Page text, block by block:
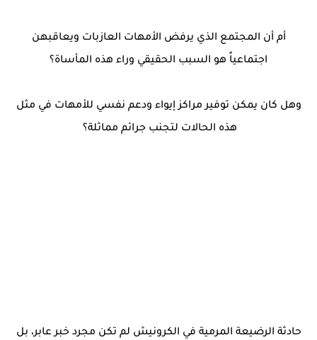
أم أن المجتمع الذي يرفض الأمهات العازبات ويعاقبهن
اجتماعياً هو السبب الحقيقي وراء هذه المأساة؟
وهل كان يمكن توفير مراكز إيواء ودعم نفسي للأمهات في مثل
هذه الحالات لتجنب جرائم مماثلة؟
حادثة الرضيعة المرمية في الكرونيش لم تكن مجرد خبر عابر، بل